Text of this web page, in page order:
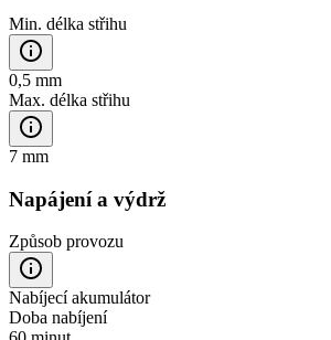
Min. délka střihu
0,5 mm
Max. délka střihu
7 mm
Napájení a výdrž
Způsob provozu
Nabíjecí akumulátor
Doba nabíjení